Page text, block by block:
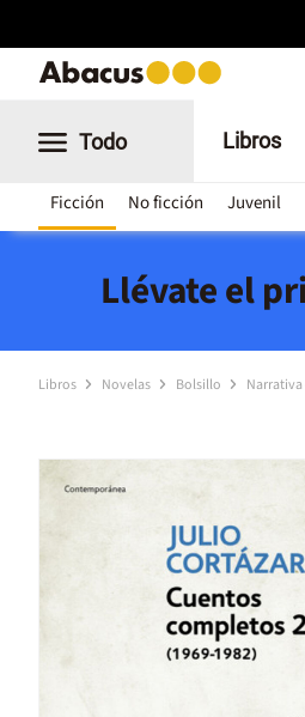
Todo Libros
Ficción No ficción Juvenil
Llévate el
Libros Novelas Bolsillo